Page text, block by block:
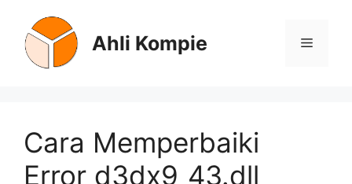
content
Ahli Kompie Menu
Cara Memperbaiki
Error d3dx9_43.dll